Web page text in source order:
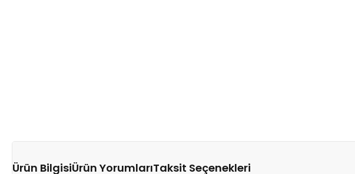
Ürün BilgisiÜrün YorumlarıTaksit Seçenekleri